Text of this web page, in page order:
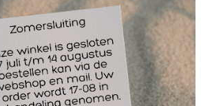
veel gebruikt door fysiotherapeuten
maar ook door mensen die thuis
willen bieden.
voor sport en